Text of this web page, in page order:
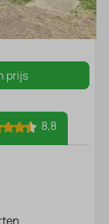
prijs
8,8